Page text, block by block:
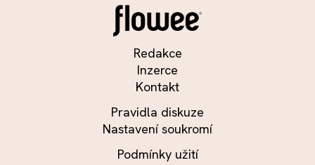
Redakce
Inzerce
Kontakt
Pravidla diskuze
Nastavení soukromí
Podmínky užití